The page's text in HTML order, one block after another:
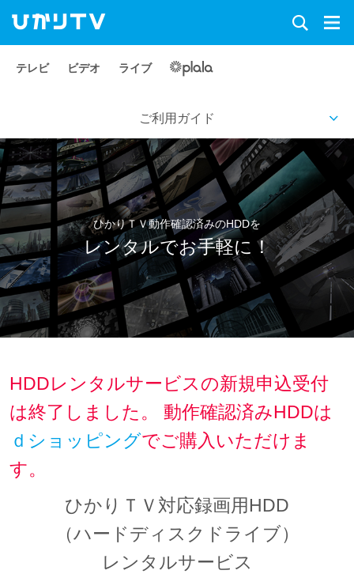
テレビ ビデオ ライブ
ご利用ガイド
ひかりＴＶ動作確認済みのHDDを
レンタルでお手軽に！
HDDレンタルサービスの新規申込受付
は終了しました。
動作確認済みHDDは
ｄショッピングでご購入いただけま
す。
ひかりＴＶ対応録画用HDD
（ハードディスクドライブ）
レンタルサービス